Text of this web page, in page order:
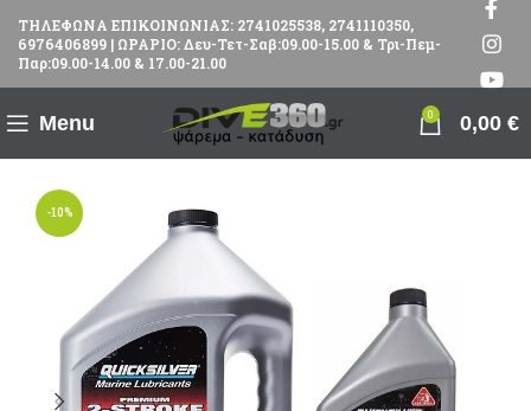
ΤΗΛΕΦΩΝΑ ΕΠΙΚΟΙΝΩΝΙΑΣ: 2741025538, 2741110350,
6976406899 | ΩΡΑΡΙΟ: Δευ-Τετ-Σαβ:09.00-15.00 & Τρι-Πεμ-
Παρ:09.00-14.00 & 17.00-21.00
Menu 0 0,00 €
-10%